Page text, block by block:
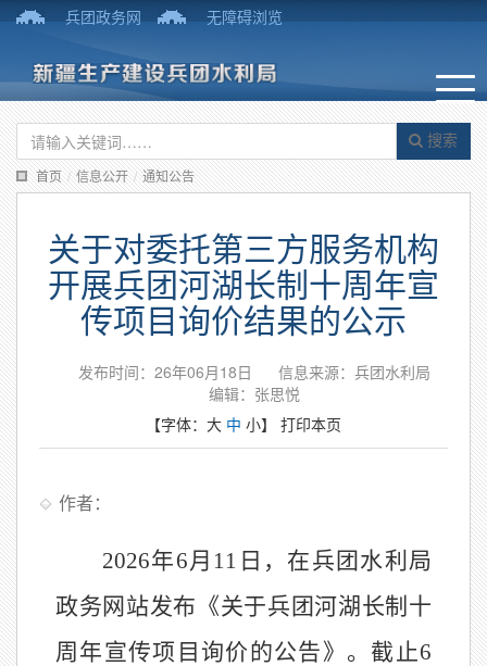
兵团政务网 无障碍浏览
搜索
首页 / 信息公开 / 通知公告
关于对委托第三方服务机构
开展兵团河湖长制十周年宣
传项目询价结果的公示
发布时间：26年06月18日
信息来源：兵团水利局
编辑：张思悦
【字体： 大 中 小】 打印本页
作者：
2026年6月 11 日，在兵团水利局
政务网站发布《关于兵团河湖长制十
周年宣传项目询价的公告》。截止6